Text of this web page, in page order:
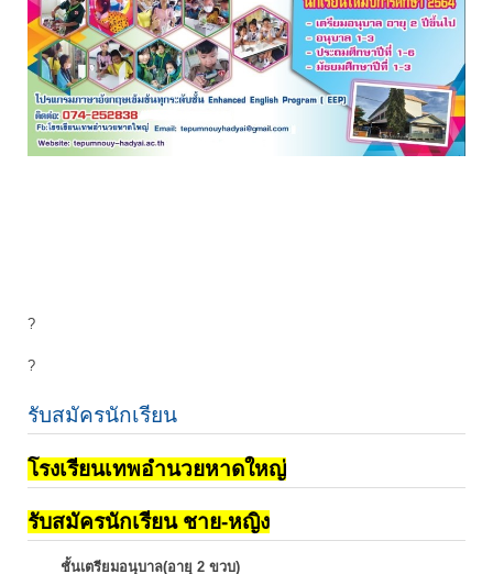
?
?
รับสมัครนักเรียน
โรงเรียนเทพอำนวยหาดใหญ่
รับสมัครนักเรียน ชาย-หญิง
ชั้นเตรียมอนุบาล(อายุ 2 ขวบ)